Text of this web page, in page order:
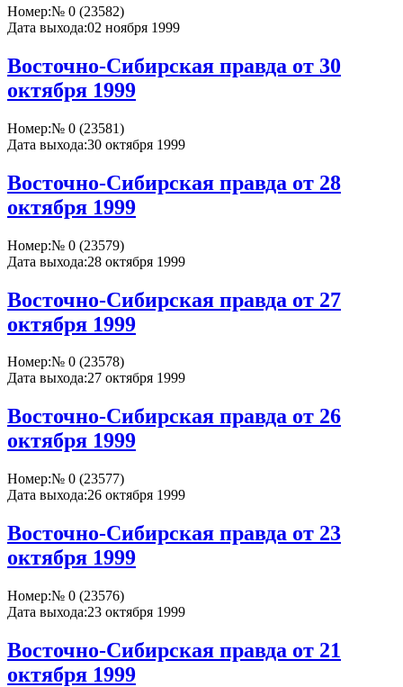
Номер:№ 0 (23582)
Дата выхода:02 ноября 1999
Восточно-Сибирская правда от 30
октября 1999
Номер:№ 0 (23581)
Дата выхода:30 октября 1999
Восточно-Сибирская правда от 28
октября 1999
Номер:№ 0 (23579)
Дата выхода:28 октября 1999
Восточно-Сибирская правда от 27
октября 1999
Номер:№ 0 (23578)
Дата выхода:27 октября 1999
Восточно-Сибирская правда от 26
октября 1999
Номер:№ 0 (23577)
Дата выхода:26 октября 1999
Восточно-Сибирская правда от 23
октября 1999
Номер:№ 0 (23576)
Дата выхода:23 октября 1999
Восточно-Сибирская правда от 21
октября 1999